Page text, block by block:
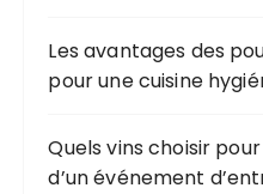
:Les avantages des
pour une cuisine
Quels vins choisir
d’un événement